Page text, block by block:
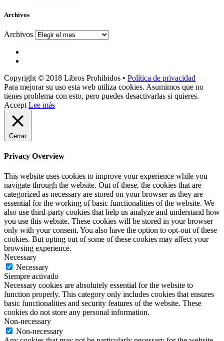
Archivos
Archivos
Copyright © 2018 Libros Prohibidos • Política de privacidad
Para mejorar su uso esta web utiliza cookies. Asumimos que no
tienes problema con esto, pero puedes desactivarlas si quieres.
Accept Lee más
Cerrar
Privacy Overview
This website uses cookies to improve your experience while you
navigate through the website. Out of these, the cookies that are
categorized as necessary are stored on your browser as they are
essential for the working of basic functionalities of the website. We
also use third-party cookies that help us analyze and understand how
you use this website. These cookies will be stored in your browser
only with your consent. You also have the option to opt-out of these
cookies. But opting out of some of these cookies may affect your
browsing experience.
Necessary
Necessary
Siempre activado
Necessary cookies are absolutely essential for the website to
function properly. This category only includes cookies that ensures
basic functionalities and security features of the website. These
cookies do not store any personal information.
Non-necessary
Non-necessary